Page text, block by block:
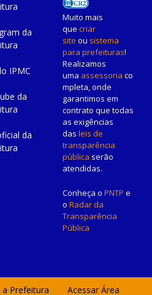
da
IPMC
da
da
Muito mais
que criar
site ou sistema
para prefeituras!
Realizamos
uma assessoria co
mpleta, onde
garantimos em
contrato que todas
as exigências
das leis de
transparência
pública serão
atendidas.
Conheça o PNTP e
o Radar da
Transparência
Pública
Prefeitura Acessar Área